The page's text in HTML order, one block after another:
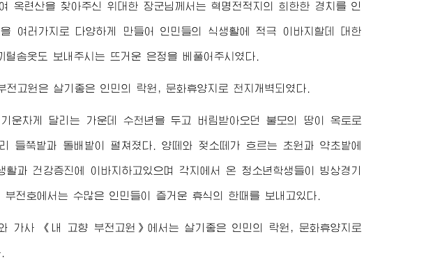
옥련산을 찾아주신 위대한 장군님께서 는 혁명전적지의 희한한 경치를 인
여러가지로 다양하게 만들어 인민들의 식생활에 적극 이바지할데 대한
솜옷도 보내주시는 뜨거운 은정을 베풀어주시였다.
전고원은 살기좋은 인민의 락원, 문화휴양지로 천지개벽되였다.
운차게 달리는 가운데 수천년을 두고 버림받아오던 불모의 땅이 옥토로
들쭉밭과 돌배밭이 펼쳐졌다. 양떼와 젖소떼가 흐르는 초원과 약초밭에
과 건강증진에 이바지하고있으며 각지에서 온 청소년학생들이 빙상경기
전호에서는 수많은 인민들이 즐거운 휴식의 한때를 보내고있다.
가사 《내 고향 부전고원》에서는 살기좋은 인민의 락원, 문화휴양지로